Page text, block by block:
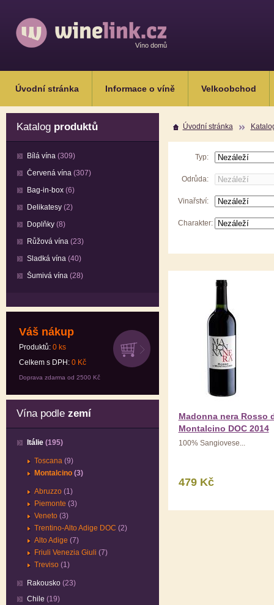
Víno domů
Úvodní stránka Informace o víně Velkoobchod
Katalog produktů
Bílá vína (309)
Červená vína (307)
Bag-in-box (6)
Delikatesy (2)
Doplňky (8)
Růžová vína (23)
Sladká vína (40)
Šumivá vína (28)
Váš nákup
Produktů: 0ks
Celkem s DPH: 0Kč
Doprava zdarma od 2500 Kč
Vína podle zemí
Itálie (195)
Toscana (9)
Montalcino (3)
Abruzzo (1)
Piemonte (3)
Veneto (3)
Trentino-Alto Adige DOC (2)
Alto Adige (7)
Friuli Venezia Giuli (7)
Treviso (1)
Rakousko (23)
Chile (19)
Úvodní stránka
Typ:
Odrůda:
Vinařství:
Charakter:
Madonna nera Rosso
Montalcino DOC 2014
100% Sangiovese...
479 Kč